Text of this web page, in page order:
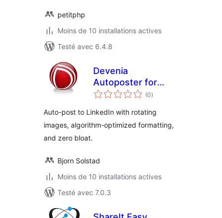
petitphp
Moins de 10 installations actives
Testé avec 6.4.8
Devenia
Autoposter for
LinkedIn
(0notes
en
)
Auto-post to LinkedIn with rotating
images, algorithm-optimized formatting,
and zero bloat.
Bjorn Solstad
Moins de 10 installations actives
Testé avec 7.0.3